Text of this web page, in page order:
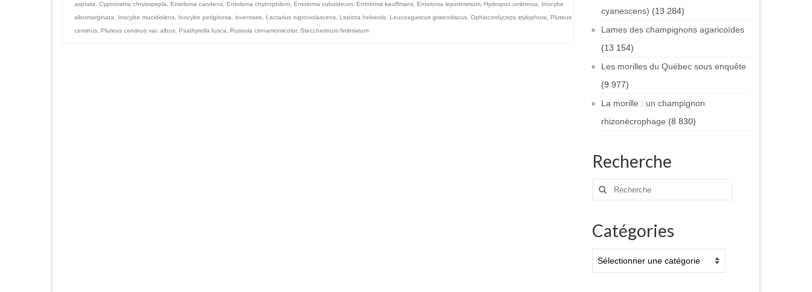
asprata
Cyptotrama chrysopepla Entoloma candens Entoloma chytrophilum Entoloma cuboideum Entoloma kauffmanii Entoloma lepiotosmum Hydropus umbrinus
Inocybe
albomarginata
Inocybe mucidiolens Inocybe petiginosa inventaire Lactarius nigroviolascens Lepiota helveola Leucoagaricus griseodiscus Ophiocordyceps stylophora
Pluteus
cervinus Pluteus cervinus var. albus Psathyrella fusca Russula cinnamomicolor, Steccherinum fimbriatum
cyanescens) (13 284)
Lames des champignons agaricoïdes
(13 154)
Les morilles du Québec sous enquête
(9 977)
La morille : un champignon
rhizonécrophage (8 830)
Recherche
Rechercher
Catégories